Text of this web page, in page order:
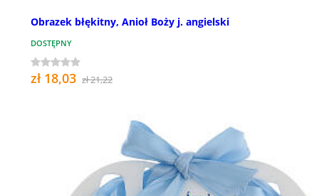
Obrazek błękitny, Anioł Boży j. angielski
DOSTĘPNY
zł 18,03 zł 21,22